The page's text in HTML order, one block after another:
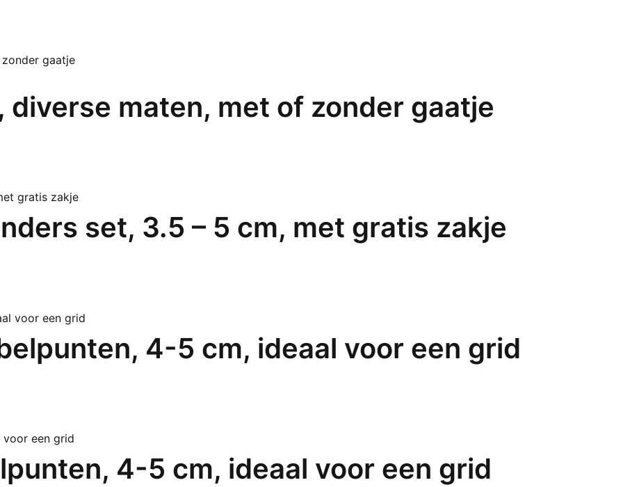
diverse maten, met of zonder gaatje
set, 3.5 – 5 cm, met gratis zakje
4-5 cm, ideaal voor een grid
4-5 cm, ideaal voor een grid